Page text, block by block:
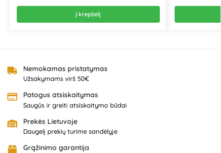
Į krepšelį
Nemokamas pristatymas
Užsakymams virš 50€
Patogus atsiskaitymas
Saugūs ir greiti atsiskaitymo būdai
Prekės Lietuvoje
Daugelį prekių turime sandėlyje
Grąžinimo garantija